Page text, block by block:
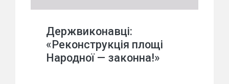
Держвиконавці:
«Реконструкція площі
Народної — законна!»